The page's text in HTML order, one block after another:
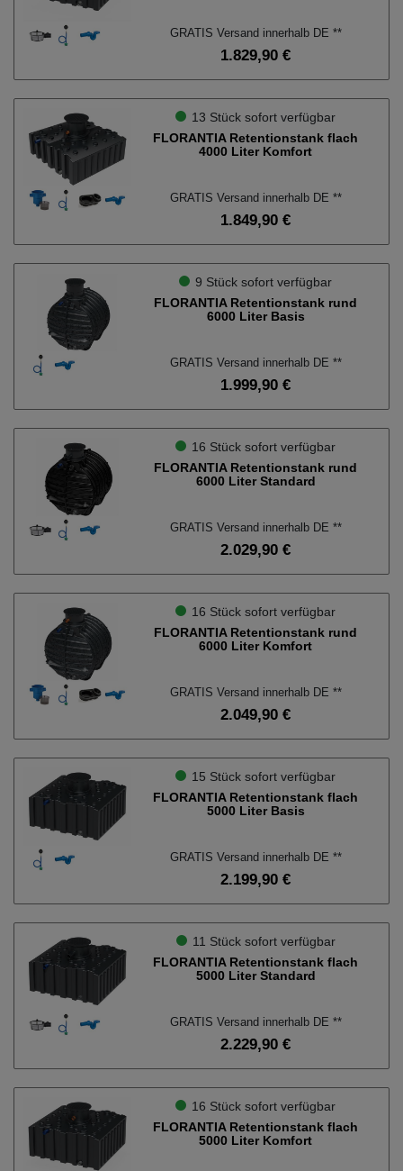
GRATIS Versand innerhalb DE **
1.829,90 €
13 Stück sofort verfügbar
FLORANTIA Retentionstank flach
4000 Liter Komfort
GRATIS Versand innerhalb DE **
1.849,90 €
9 Stück sofort verfügbar
FLORANTIA Retentionstank rund
6000 Liter Basis
GRATIS Versand innerhalb DE **
1.999,90 €
16 Stück sofort verfügbar
FLORANTIA Retentionstank rund
6000 Liter Standard
GRATIS Versand innerhalb DE **
2.029,90 €
16 Stück sofort verfügbar
FLORANTIA Retentionstank rund
6000 Liter Komfort
GRATIS Versand innerhalb DE **
2.049,90 €
15 Stück sofort verfügbar
FLORANTIA Retentionstank flach
5000 Liter Basis
GRATIS Versand innerhalb DE **
2.199,90 €
11 Stück sofort verfügbar
FLORANTIA Retentionstank flach
5000 Liter Standard
GRATIS Versand innerhalb DE **
2.229,90 €
16 Stück sofort verfügbar
FLORANTIA Retentionstank flach
5000 Liter Komfort